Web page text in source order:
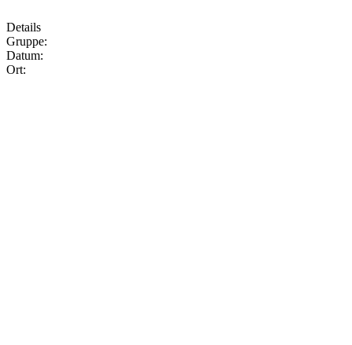
Details
Gruppe:
Datum:
Ort: